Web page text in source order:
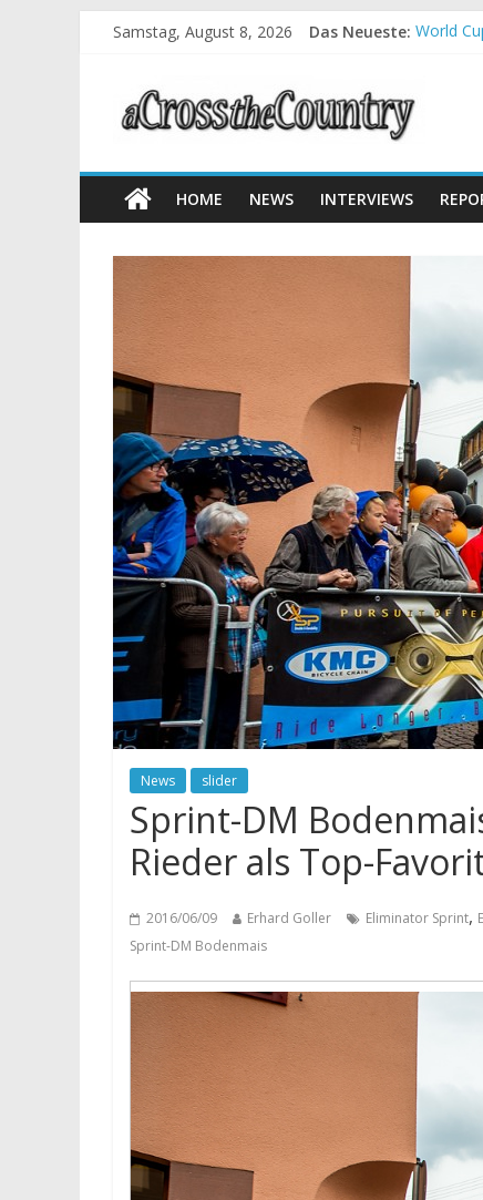
Samstag, August 8, 2026 Das Neueste: World
HOME NEWS INTERVIEWS
News slider
Sprint-DM
Rieder als Top-
2016/06/09 Erhard Goller Eliminator Sprint,
Sprint-DM Bodenmais